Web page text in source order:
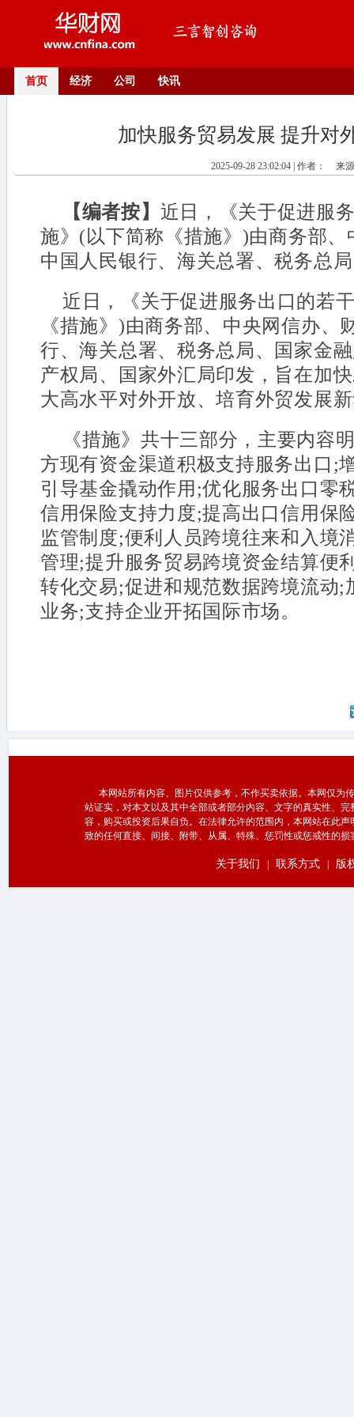
首页 经济 公司 快讯
加快服务贸易发展 提升对
2025-09-28 23:02:04 | 作者： 来
【编者按】 近日，《关于促进服
施》(以下简称《措施》)由商务部
中国人民银行、海关总署、税务总
近日，《关于促进服务出口的若
《措施》)由商务部、中央网信办、
行、海关总署、税务总局、国家金
产权局、国家外汇局印发，旨在加
大高水平对外开放、培育外贸发展
《措施》共十三部分，主要内容
方现有资金渠道积极支持服务出口;
引导基金撬动作用;优化服务出口零
信用保险支持力度;提高出口信用保
监管制度;便利人员跨境往来和入境
管理;提升服务贸易跨境资金结算便
转化交易;促进和规范数据跨境流动;
业务;支持企业开拓国际市场。
本网站所有内容、图片仅供参考，不作买卖依据。本网仅为
站证实，对本文以及其中全部或者部分内容、文字的真实性、
容，购买或投资后果自负。在法律允许的范围内，本网站在此
致的任何直接、间接、附带、从属、特殊、惩罚性或惩戒性的损
关于我们 联系方式 版